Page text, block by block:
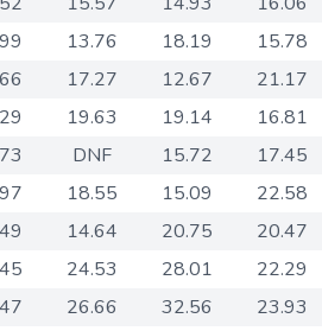
13.76 18.19 15.78
17.27 12.67 21.17
19.63 19.14 16.81
DNF 15.72 17.45
18.55 15.09 22.58
14.64 20.75 20.47
24.53 28.01 22.29
26.66 32.56 23.93